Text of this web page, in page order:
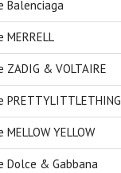
Balenciaga
MERRELL
ZADIG & VOLTAIRE
PRETTYLITTLETHING
YELLOW
Dolce & Gabbana